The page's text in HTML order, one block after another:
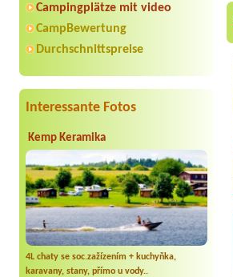
Campingplätze mit video
CampBewertung
Durchschnittspreise
Interessante Fotos
Kemp Keramika
4L chaty se soc.zažízením + kuchyňka,
karavany, stany, přímo u vody..